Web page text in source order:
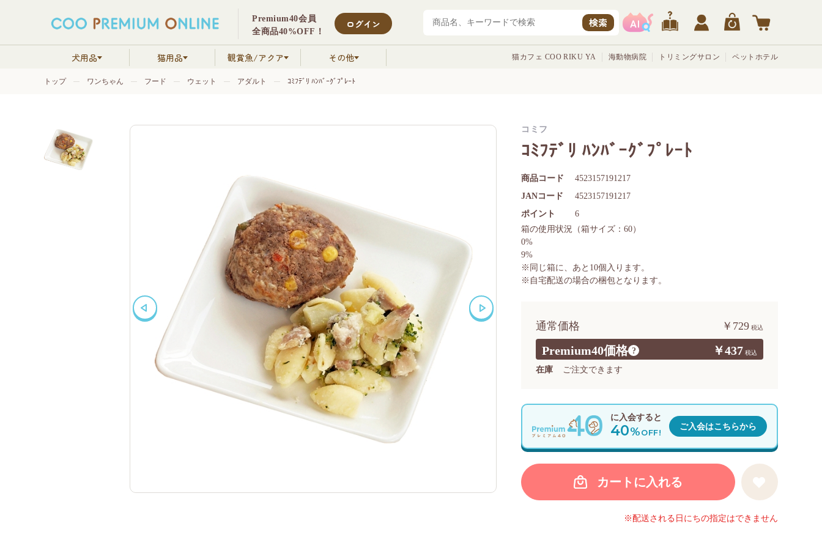
Premium40会員
全商品40%OFF！
ログイン 検索
犬用品 猫用品 観賞魚/アクア その他 猫カフェ COO RIKU YA 海動物病院 トリミングサロン ペットホテル
トップ ワンちゃん フード ウェット アダルト ｺﾐﾌﾃﾞﾘ ﾊﾝﾊﾞｰｸﾞﾌﾟﾚｰﾄ
ｺﾐﾌﾃﾞﾘ ﾊﾝﾊﾞｰｸﾞﾌﾟﾚｰﾄ
Premium40価格 ? ￥437
通常価格 ￥729
在庫 ご注文できます
商品コード 4523157191217
ポイント 6
JANコード 4523157191217
カートに入れる
箱の使用状況 （箱サイズ：60）
0%
9%
※同じ箱に、あと 10個入ります。
※自宅配送の場合の梱包となります。
コミフ
※配送される日にちの指定はできません
に入会すると
40%OFF!
ご入会はこちらから